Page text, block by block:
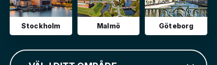
Stockholm Malmö Göteborg